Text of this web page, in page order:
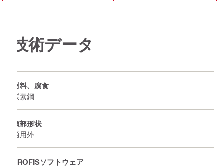
技術データ
材料、腐食
炭素鋼
頭部形状
適用外
PROFISソフトウェア